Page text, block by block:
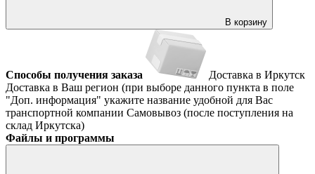
В корзину
Способы получения заказа
Доставка в Иркутск
Доставка в Ваш регион (при выборе данного пункта в поле
"Доп. информация" укажите название удобной для Вас
транспортной компании Самовывоз (после поступления на
склад Иркутска)
Файлы и программы